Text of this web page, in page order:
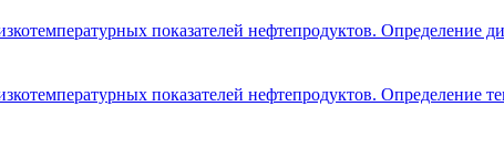
показателей нефтепродуктов. Определение
показателей нефтепродуктов. Определение